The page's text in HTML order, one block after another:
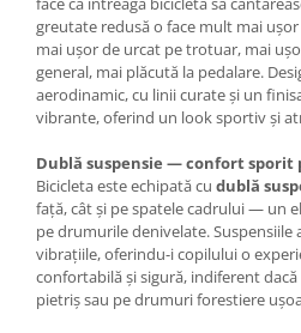
greutate redusă o face mult mai
mai ușor de urcat pe trotuar, mai
general, mai plăcută la pedalare.
aerodinamic, cu linii curate și un
vibrante, oferind un look sportiv și
Dublă suspensie — confort sporit
Bicicleta este echipată cu dublă
față, cât și pe spatele cadrului — un
pe drumurile denivelate. Suspensiile
vibrațiile, oferindu-i copilului o
confortabilă și sigură, indiferent
pietriș sau pe drumuri forestiere